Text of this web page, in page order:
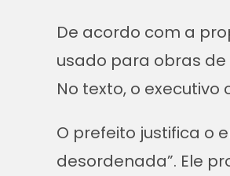
De acordo com a
usado para obras
No texto, o
O prefeito justifica o
desordenada”. Ele